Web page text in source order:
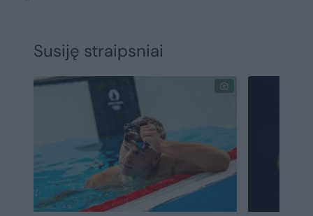
Susiję straipsniai